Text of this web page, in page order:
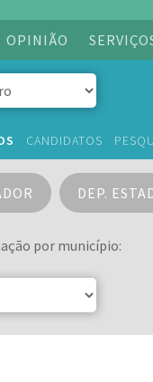
OPINIÃO
CANDIDATOS
DEP.
por município: